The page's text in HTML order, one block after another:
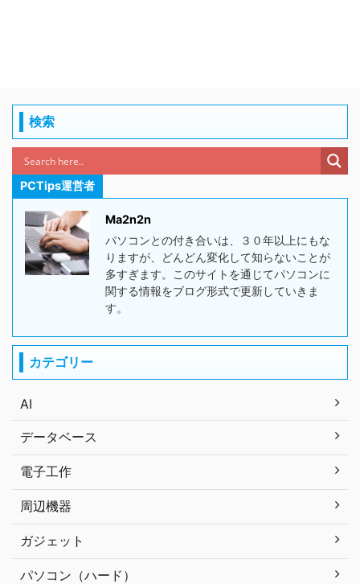
検索
PCTips運営者
Ma2n2n
パソコンとの付き合いは、３０年以上にもな
りますが、どんどん変化して知らないことが
多すぎます。このサイトを通じてパソコンに
関する情報をブログ形式で更新していきま
す。
カテゴリー
AI
データベース
電子工作
周辺機器
ガジェット
パソコン（ハード）